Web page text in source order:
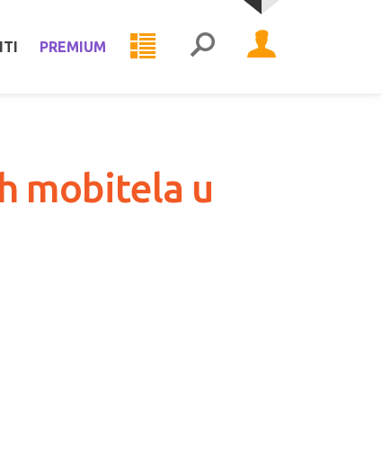
PREMIUM
mobitela u